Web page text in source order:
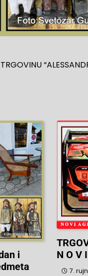
i
N O V
7.